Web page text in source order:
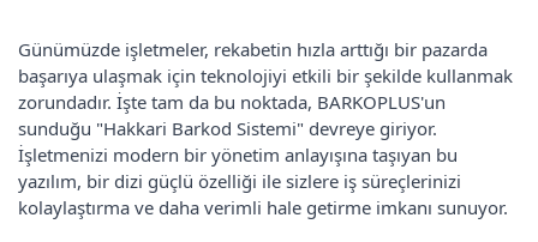
Günümüzde işletmeler, rekabetin hızla arttığı bir pazarda
başarıya ulaşmak için teknolojiyi etkili bir şekilde kullanmak
zorundadır. İşte tam da bu noktada, BARKOPLUS'un
sunduğu "Hakkari Barkod Sistemi" devreye giriyor.
İşletmenizi modern bir yönetim anlayışına taşıyan bu
yazılım, bir dizi güçlü özelliği ile sizlere iş süreçlerinizi
kolaylaştırma ve daha verimli hale getirme imkanı sunuyor.